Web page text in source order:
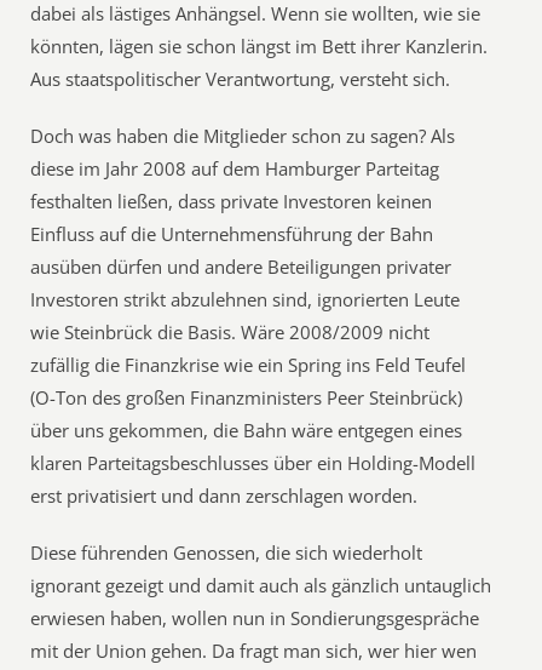
dabei als lästiges Anhängsel. Wenn sie wollten, wie sie
könnten, lägen sie schon längst im Bett ihrer Kanzlerin.
Aus staatspolitischer Verantwortung, versteht sich.
Doch was haben die Mitglieder schon zu sagen? Als
diese im Jahr 2008 auf dem Hamburger Parteitag
festhalten ließen, dass private Investoren keinen
Einfluss auf die Unternehmensführung der Bahn
ausüben dürfen und andere Beteiligungen privater
Investoren strikt abzulehnen sind, ignorierten Leute
wie Steinbrück die Basis. Wäre 2008/2009 nicht
zufällig die Finanzkrise wie ein Spring ins Feld Teufel
(O-Ton des großen Finanzministers Peer Steinbrück)
über uns gekommen, die Bahn wäre entgegen eines
klaren Parteitagsbeschlusses über ein Holding-Modell
erst privatisiert und dann zerschlagen worden.
Diese führenden Genossen, die sich wiederholt
ignorant gezeigt und damit auch als gänzlich untauglich
erwiesen haben, wollen nun in Sondierungsgespräche
mit der Union gehen. Da fragt man sich, wer hier wen